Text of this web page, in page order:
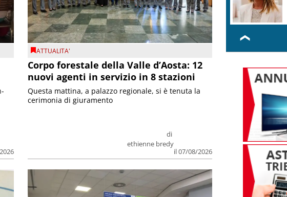
ATTUALITA'
Corpo forestale della Valle d’Aosta: 12
nuovi agenti in servizio in 8 stazioni
di
ethienne bredy
il 07/08/2026
Questa mattina, a palazzo regionale, si è tenuta la
cerimonia di giuramento
❮